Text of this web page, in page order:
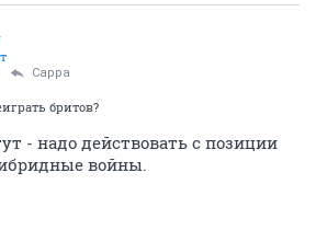
Сарра
бритов?
- надо действовать с позиции
войны.